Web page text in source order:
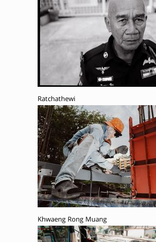
Ratchathewi
Khwaeng Rong Muang